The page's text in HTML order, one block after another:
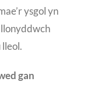
ysgol yn
gan